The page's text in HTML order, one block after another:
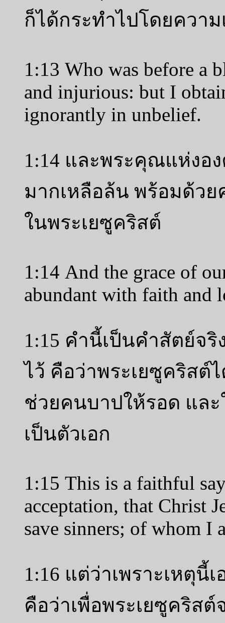
ก็ได้กระทำไปโดยควา
1:13 Who was before a
and injurious: but I
ignorantly in unbelief.
1:14 และพระคุณแห่งอ
มากเหลือล้น พร้อมด้ว
ในพระเยซูคริสต์
1:14 And the grace of
abundant with faith and
1:15 คำนี้เป็นคำสัตย์จ
ไว้ คือว่าพระเยซูคริสต์
ช่วยคนบาปให้รอด แล
เป็นตัวเอก
1:15 This is a faithful
acceptation, that Christ
save sinners; of whom I
1:16 แต่ว่าเพราะเหตุนี้
คือว่าเพื่อพระเยซูคริส